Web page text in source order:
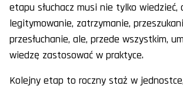
etapu słuchacz musi nie tylko
legitymowanie, zatrzymanie,
przesłuchanie, ale, przede wszystkim,
wiedzę zastosować w praktyce.
Kolejny etap to roczny staż w